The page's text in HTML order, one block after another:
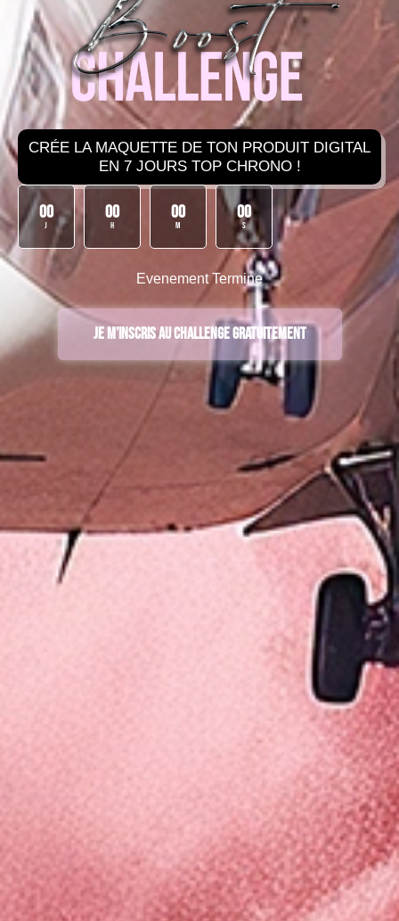
CRÉE LA MAQUETTE DE TON PRODUIT DIGITAL
EN 7 JOURS TOP CHRONO !
00
J
00
H
00
M
00
S
Evenement Termine
Je m’inscris au Challenge Gratuitement